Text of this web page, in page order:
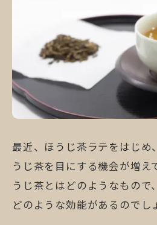
最近、ほうじ茶ラテをはじめ
うじ茶を目にする機会が増え
うじ茶とはどのようなもので
どのような効能があるのでし